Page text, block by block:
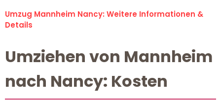
Umzug Mannheim Nancy: Weitere Informationen &
Details
Umziehen von Mannheim
nach Nancy: Kosten